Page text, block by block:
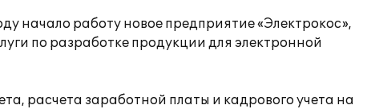
начало работу новое предприятие «Электрокос»,
по разработке продукции для электронной
расчета заработной платы и кадрового учета на